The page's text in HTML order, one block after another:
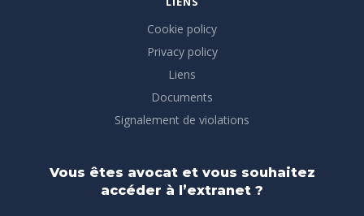
Cookie policy
Privacy policy
Liens
Documents
Signalement de violations
Vous êtes avocat et vous souhaitez
accéder à l’extranet ?